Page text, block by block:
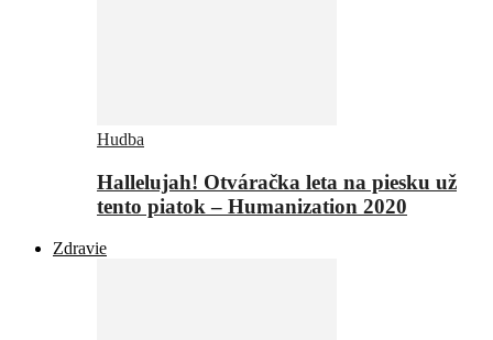
Hudba
Hallelujah! Otváračka leta na piesku už
tento piatok – Humanization 2020
Zdravie